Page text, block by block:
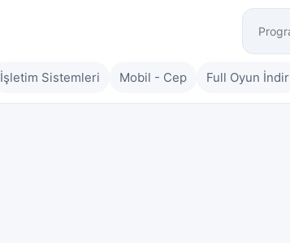
İşletim Sistemleri Mobil - Cep Full Oyun İndir